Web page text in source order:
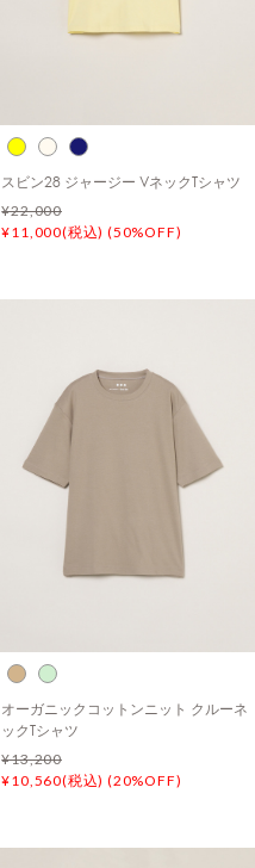
スビン28 ジャージー VネックTシャツ
¥22,000
¥11,000(税込) (50%OFF)
オーガニックコットンニット クルーネ
ックTシャツ
¥13,200
¥10,560(税込) (20%OFF)